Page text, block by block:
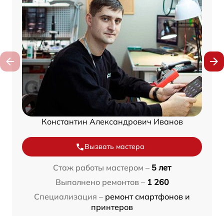
Константин Александрович Иванов
Вызвать мастера
Стаж работы мастером – 5 лет
Выполнено ремонтов – 1 260
Специализация – ремонт смартфонов и
принтеров